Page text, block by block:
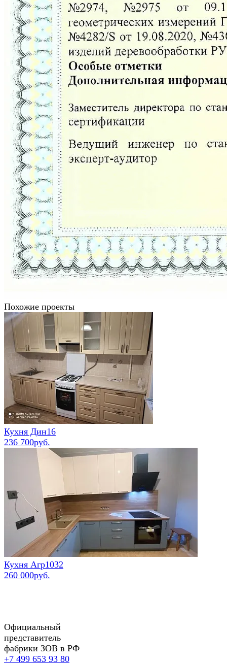
Похожие проекты
Кухня Дин16
236 700руб.
Кухня Агр1032
260 000руб.
Официальный
представитель
фабрики ЗОВ в РФ
+7 499 653 93 80